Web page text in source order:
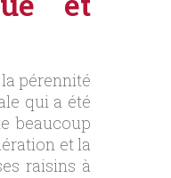
pérennité
qui a été
beaucoup
et la
raisins à